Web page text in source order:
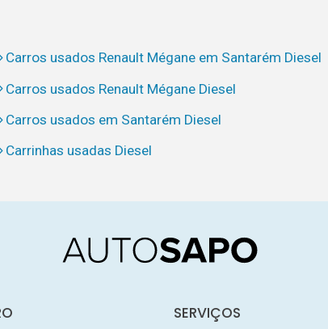
Carros usados Renault Mégane em Santarém Diesel
Carros usados Renault Mégane Diesel
Carros usados em Santarém Diesel
Carrinhas usadas Diesel
SERVIÇOS